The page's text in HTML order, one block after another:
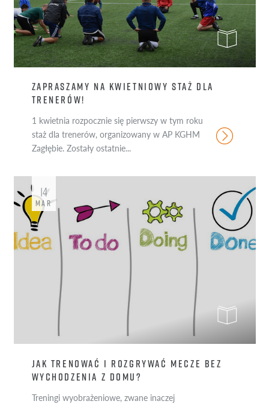
ZAPRASZAMY NA KWIETNIOWY STAŻ DLA
TRENERÓW!
1 kwietnia rozpocznie się pierwszy w tym roku
staż dla trenerów, organizowany w AP KGHM
Zagłębie. Zostały ostatnie...
JAK TRENOWAĆ I ROZGRYWAĆ MECZE BEZ
WYCHODZENIA Z DOMU?
Treningi wyobrażeniowe, zwane inaczej
14
MAR